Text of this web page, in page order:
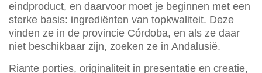
eindproduct, en daarvoor moet je beginnen met een
sterke basis: ingrediënten van topkwaliteit. Deze
vinden ze in de provincie Córdoba, en als ze daar
niet beschikbaar zijn, zoeken ze in Andalusië.
Riante porties, originaliteit in presentatie en creatie,